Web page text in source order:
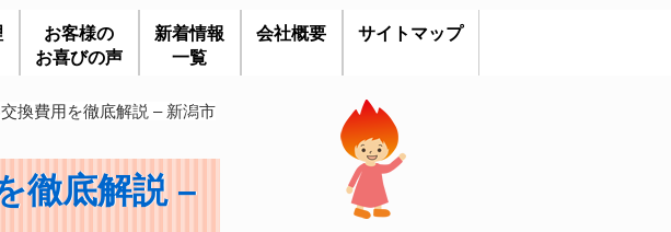
お客様の
お喜びの声
新着情報
一覧
会社概要 サイトマップ
換費用を徹底解説 – 新潟市
徹底解説 –